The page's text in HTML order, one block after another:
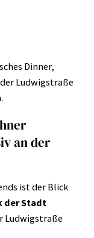
Dinner,
Ludwigstraße
an der
ist der Blick
der Stadt
Ludwigstraße